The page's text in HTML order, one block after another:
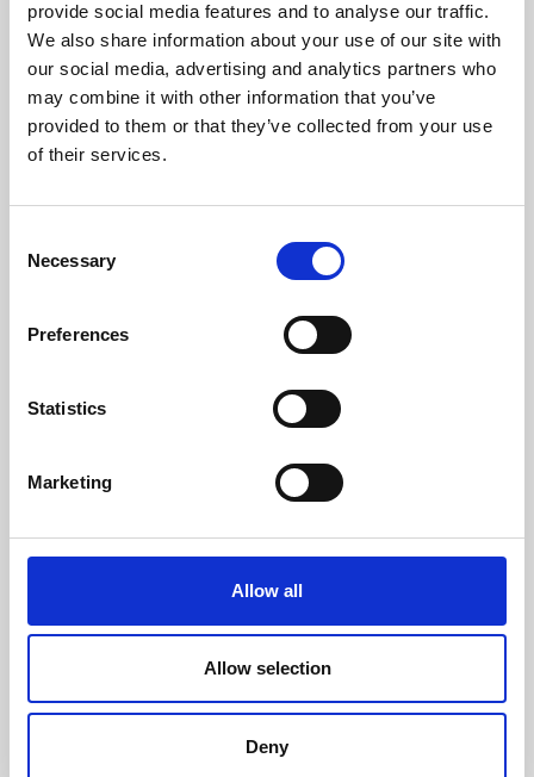
provide social media features and to analyse our traffic.
We also share information about your use of our site with
our social media, advertising and analytics partners who
may combine it with other information that you’ve
provided to them or that they’ve collected from your use
of their services.
Selection
Necessary
Preferences
Statistics
Marketing
Allow all
Allow selection
Deny
Temperatura Massima Del Gas (ºC) 125
Temperatura Min. Del Gas (ºC) 53
Peso (kg) 152
Necessaria Depressione Nel Camino (pa)
Rendimento
96 %
Potenza
nominale
11,9 kW